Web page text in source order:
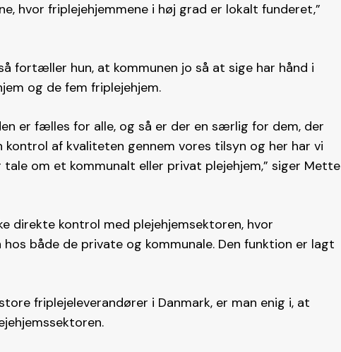
hvor friplejehjemmene i høj grad er lokalt funderet,”
fortæller hun, at kommunen jo så at sige har hånd i
og de fem friplejehjem.
er fælles for alle, og så er der en særlig for dem, der
kontrol af kvaliteten gennem vores tilsyn og her har vi
om et kommunalt eller privat plejehjem,” siger Mette
direkte kontrol med plejehjemsektoren, hvor
både de private og kommunale. Den funktion er lagt
friplejeleverandører i Danmark, er man enig i, at